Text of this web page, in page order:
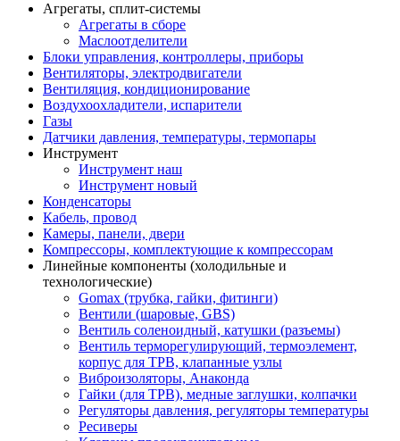
Агрегаты, сплит-системы
Агрегаты в сборе
Маслоотделители
Блоки управления, контроллеры, приборы
Вентиляторы, электродвигатели
Вентиляция, кондиционирование
Воздухоохладители, испарители
Газы
Датчики давления, температуры, термопары
Инструмент
Инструмент наш
Инструмент новый
Конденсаторы
Кабель, провод
Камеры, панели, двери
Компрессоры, комплектующие к компрессорам
Линейные компоненты (холодильные и
технологические)
Gomax (трубка, гайки, фитинги)
Вентили (шаровые, GBS)
Вентиль соленоидный, катушки (разъемы)
Вентиль терморегулирующий, термоэлемент,
корпус для ТРВ, клапанные узлы
Виброизоляторы, Анаконда
Гайки (для ТРВ), медные заглушки, колпачки
Регуляторы давления, регуляторы температуры
Ресиверы